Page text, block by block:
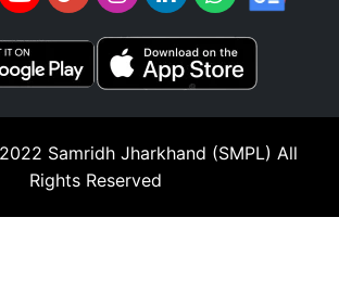
Samridh Jharkhand (SMPL) All
Rights Reserved